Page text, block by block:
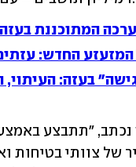
המתוכננת
החדש:
בעזה: